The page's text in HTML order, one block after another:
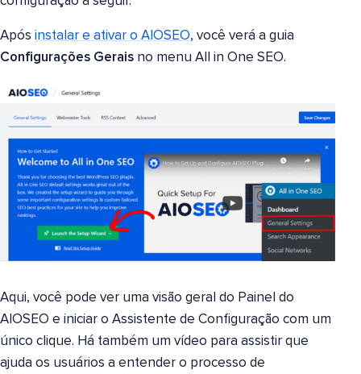
Após instalar e ativar o AIOSEO, você verá a guia
Configurações Gerais no menu All in One SEO.
Aqui, você pode ver uma visão geral do Painel do
AIOSEO e iniciar o Assistente de Configuração com um
único clique. Há também um vídeo para assistir que
ajuda os usuários a entender o processo de